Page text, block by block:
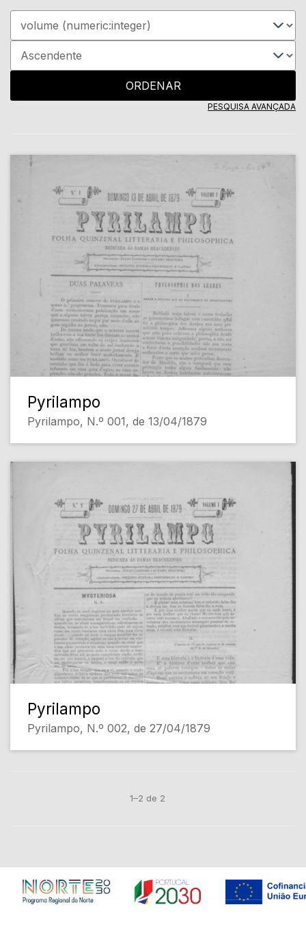
ORDENAR
PESQUISA AVANÇADA
Pyrilampo
Pyrilampo, N.º 001, de 13/04/1879
Pyrilampo
Pyrilampo, N.º 002, de 27/04/1879
1–2 de 2